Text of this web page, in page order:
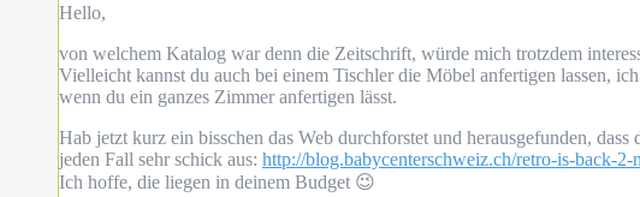
Hello,
von welchem Katalog war denn die Zeitschrift, würde mich trotzdem
Vielleicht kannst du auch bei einem Tischler die Möbel anfertigen lassen,
wenn du ein ganzes Zimmer anfertigen lässt.
Hab jetzt kurz ein bisschen das Web durchforstet und herausgefunden,
jeden Fall sehr schick aus: http://blog.babycenterschweiz.ch/retro-is-back-
Ich hoffe, die liegen in deinem Budget 😉